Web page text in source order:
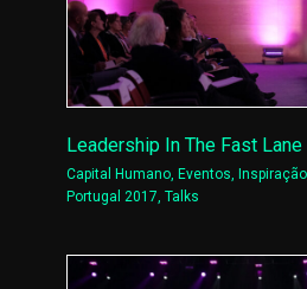
Leadership In The Fast Lane
Capital Humano ,Eventos ,Inspiração
Portugal 2017 ,Talks